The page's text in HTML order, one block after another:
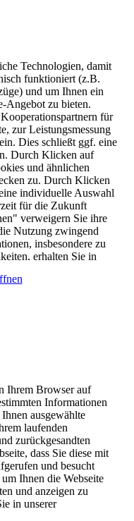
Technologien, damit
funktioniert (z.B.
und um Ihnen ein
Angebot zu bieten.
für
zur Leistungsmessung
Dies schließt ggf. eine
Durch Klicken auf
und ähnlichen
zu. Durch Klicken
individuelle Auswahl
für die Zukunft
verweigern Sie ihre
Nutzung zwingend
insbesondere zu
erhalten Sie in
Ihrem Browser auf
Informationen
ausgewählte
laufenden
zurückgesandten
dass Sie diese mit
und besucht
Ihnen die Webseite
und anzeigen zu
in unserer